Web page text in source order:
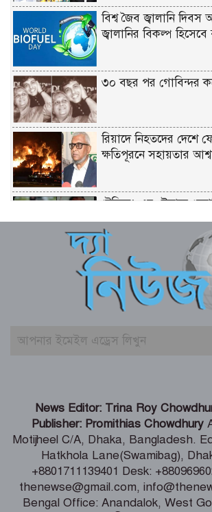
বিশ্ব জৈব জ্বালানি
জ্বালানির বিকল্প
৩০ বছর পর গোবিন্দর
রিয়াদে নিহতদের দেশে
ক্ষতিপূরনে সহায়তার
‘টক্সিক’-এর ট্রেলারে
রণবীর কাপুরের মিল
আজ ১০ আগস্ট (২৪
রাশিফল ও গ্রহদোষ
আজ সোমবার (১০
ইতিহাসের এইদিনে
আগুন, নিহত ১৬
বেনাপোলে পুলিশের
পিস্তল, ২টি ম্যাগাজিন ও
যুবক গ্রেফতার
News Editor: Trina Roy
Publisher: Promithias Chowdhury
Motijheel C/A, Dhaka, Bangladesh.
Hatkhola Lane(Swamibag),
+8801711139401 Desk:
thenewse@gmail.com,
Bengal Office: Anandalok, West